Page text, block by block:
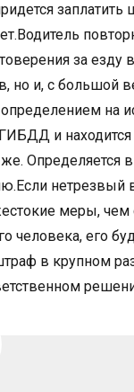
за езду
но и, с большой
на
и находится
Определяется
нетрезвый
меры, чем
человека, его
в крупном